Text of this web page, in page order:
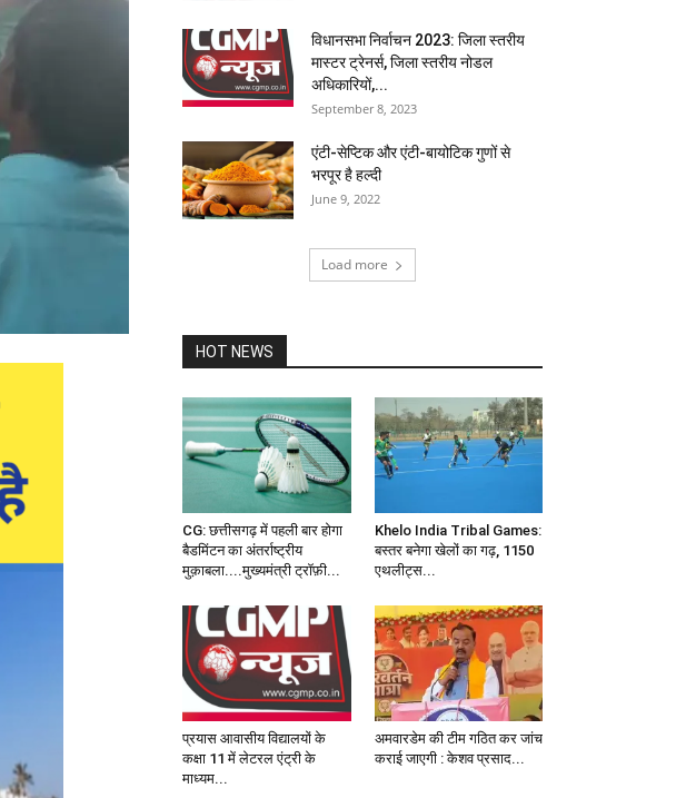
विधानसभा निर्वाचन 2023: जिला स्तरीय
मास्टर ट्रेनर्स, जिला स्तरीय नोडल
अधिकारियों,...
September 8, 2023
एंटी-सेप्टिक और एंटी-बायोटिक गुणों से
भरपूर है हल्दी
June 9, 2022
Load more
HOT NEWS
CG: छत्तीसगढ़ में पहली बार होगा
बैडमिंटन का अंतर्राष्ट्रीय
मुक़ाबला....मुख्यमंत्री ट्रॉफ़ी...
Khelo India Tribal Games:
बस्तर बनेगा खेलों का गढ़, 1150
एथलीट्स...
प्रयास आवासीय विद्यालयों के
कक्षा 11 में लेटरल एंट्री के
माध्यम...
अमवारडेम की टीम गठित कर जांच
कराई जाएगी : केशव प्रसाद...